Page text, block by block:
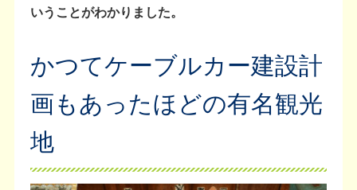
いうことがわかりました。
かつてケーブルカー建設計
画もあったほどの有名観光
地